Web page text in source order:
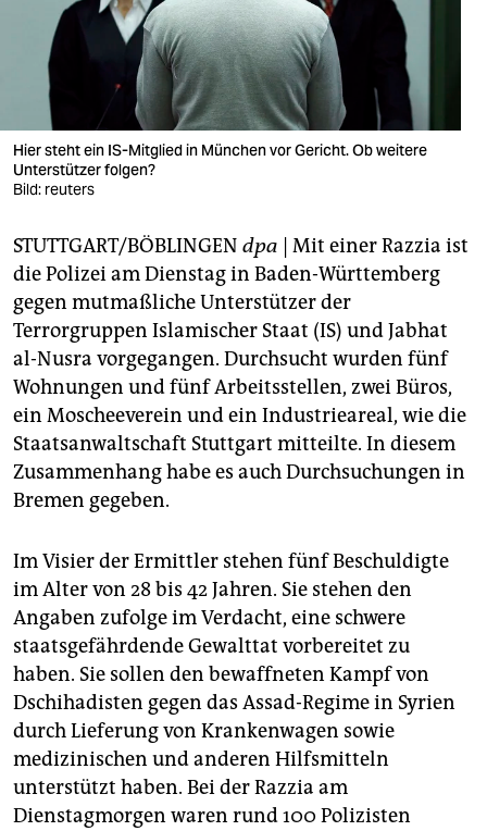
wahrheit
verlag
verlag
veranstaltungen
shop
fragen & hilfe
unterstützen
abo
genossenschaft
epaper login
Hier steht ein IS-Mitglied in München vor Gericht. Ob weitere
Unterstützer folgen?
Bild: reuters
STUTTGART/BÖBLINGEN dpa | Mit einer Razzia ist
die Polizei am Dienstag in Baden-Württemberg
gegen mutmaßliche Unterstützer der
Terrorgruppen Islamischer Staat (IS) und Jabhat
al-Nusra vorgegangen. Durchsucht wurden fünf
Wohnungen und fünf Arbeitsstellen, zwei Büros,
ein Moscheeverein und ein Industrieareal, wie die
Staatsanwaltschaft Stuttgart mitteilte. In diesem
Zusammenhang habe es auch Durchsuchungen in
Bremen gegeben.
Im Visier der Ermittler stehen fünf Beschuldigte
im Alter von 28 bis 42 Jahren. Sie stehen den
Angaben zufolge im Verdacht, eine schwere
staatsgefährdende Gewalttat vorbereitet zu
haben. Sie sollen den bewaffneten Kampf von
Dschihadisten gegen das Assad-Regime in Syrien
durch Lieferung von Krankenwagen sowie
medizinischen und anderen Hilfsmitteln
unterstützt haben. Bei der Razzia am
Dienstagmorgen waren rund 100 Polizisten